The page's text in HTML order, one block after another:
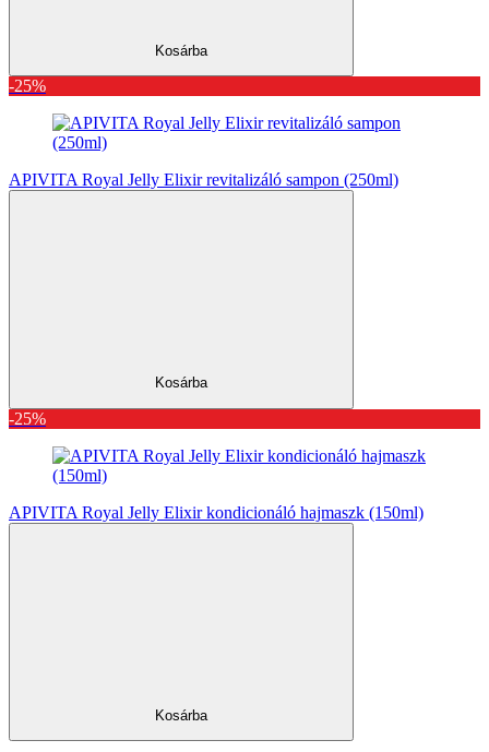
Kosárba
-25%
APIVITA Royal Jelly Elixir revitalizáló sampon (250ml)
Kosárba
-25%
APIVITA Royal Jelly Elixir kondicionáló hajmaszk (150ml)
Kosárba